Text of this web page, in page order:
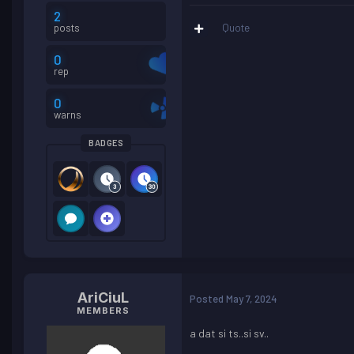
2
posts
0
rep
0
warns
BADGES
Quote
AriCiuL
MEMBERS
Posted May 7, 2024
a dat si ts..si sv..